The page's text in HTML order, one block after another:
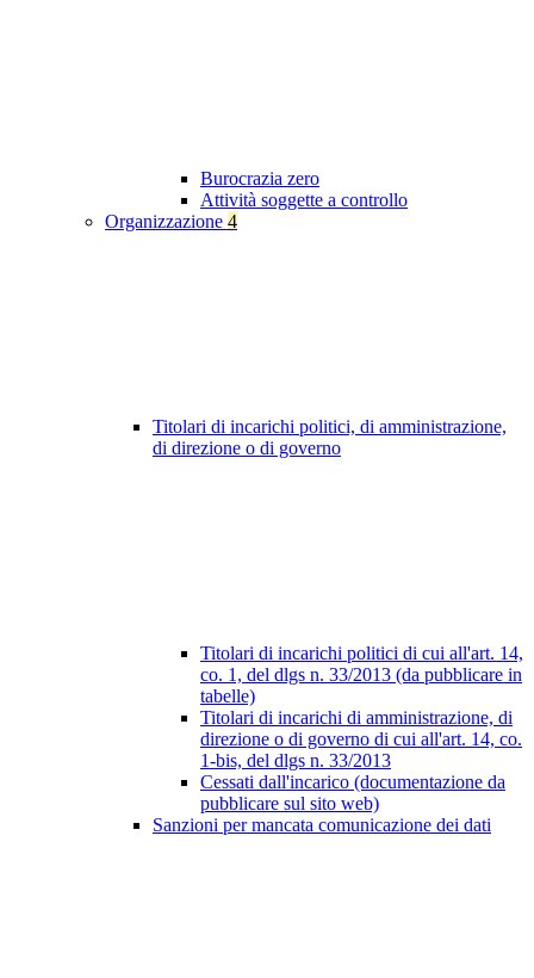
Burocrazia zero
Attività soggette a controllo
Organizzazione 4
Titolari di incarichi politici, di amministrazione,
di direzione o di governo
Titolari di incarichi politici di cui all'art. 14,
co. 1, del dlgs n. 33/2013 (da pubblicare in
tabelle)
Titolari di incarichi di amministrazione, di
direzione o di governo di cui all'art. 14, co.
1-bis, del dlgs n. 33/2013
Cessati dall'incarico (documentazione da
pubblicare sul sito web)
Sanzioni per mancata comunicazione dei dati